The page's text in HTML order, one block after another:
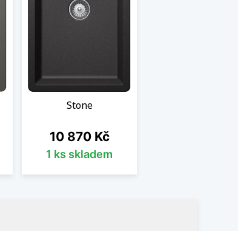
Stone
Cena
10 870 Kč
1 ks skladem